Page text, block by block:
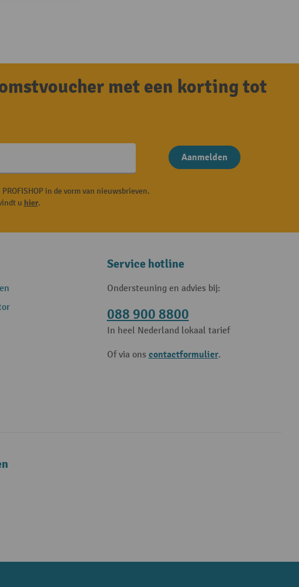
met een korting tot
Aanmelden
in de vorm van nieuwsbrieven.
u hier.
Service hotline
Ondersteuning en advies bij:
088 900 8800
In heel Nederland lokaal tarief
Of via ons contactformulier.